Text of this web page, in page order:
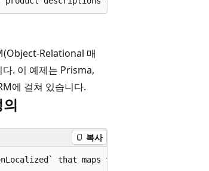
Relational 매
. 이 예제는 Prisma,
에 걸쳐 있습니다.
복사